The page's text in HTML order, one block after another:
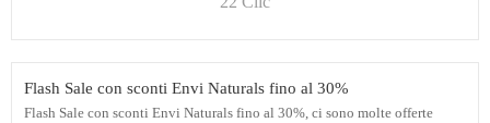
Flash Sale con sconti Envi Naturals fino al 30%
Flash Sale con sconti Envi Naturals fino al 30%, ci sono molte offerte